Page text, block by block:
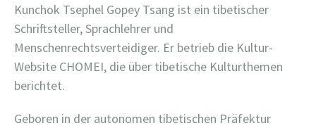
Kunchok Tsephel Gopey Tsang ist ein tibetischer
Schriftsteller, Sprachlehrer und
Menschenrechtsverteidiger. Er betrieb die Kultur-
Website CHOMEI, die über tibetische Kulturthemen
berichtet.
Geboren in der autonomen tibetischen Präfektur